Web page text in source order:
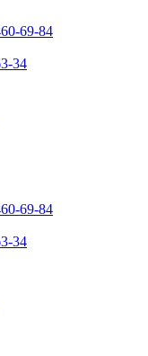
69-84
34
69-84
34